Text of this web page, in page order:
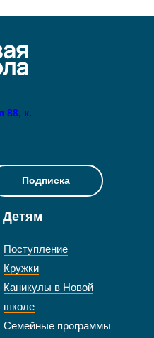
Детям
Поступление
Кружки
Каникулы в Новой
школе
Семейные программы
Подписка
88, к.